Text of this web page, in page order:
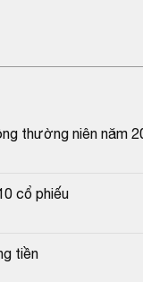
thường niên năm
cổ phiếu
tiền